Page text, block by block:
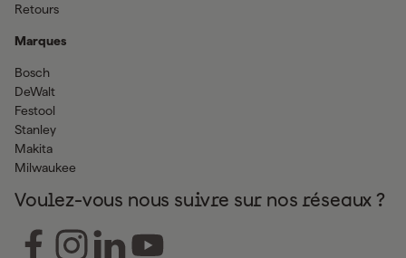
Retours
Marques
Bosch
DeWalt
Festool
Stanley
Makita
Milwaukee
Voulez-vous nous suivre sur nos réseaux ?